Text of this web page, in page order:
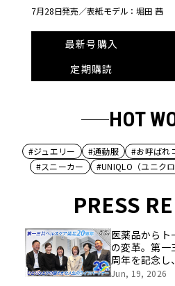
7月28日発売／表紙モデル：堀田 茜
最新号購入
定期購読
HOT
#ジュエリー #通勤服 #お呼ばれ
#スニーカー
#UNIQLO（ユニクロ
PRESS
医薬品からト
の変革。第一
周年を記念し
挑戦の舞台や
Jun, 19, 2026